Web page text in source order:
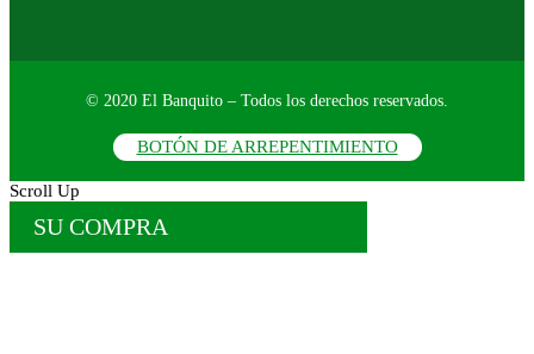
© 2020 El Banquito – Todos los derechos reservados.
BOTÓN DE ARREPENTIMIENTO
Scroll Up
SU COMPRA